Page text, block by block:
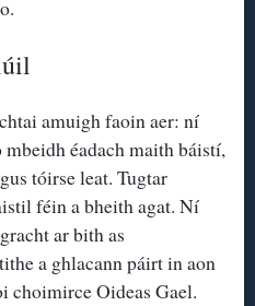
amuigh faoin aer: ní
éadach maith báistí,
tóirse leat. Tugtar
féin a bheith agat. Ní
ar bith as
a ghlacann páirt in aon
choimirce Oideas Gael.